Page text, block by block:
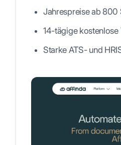
Jahrespreise ab 800
14-tägige
Starke ATS- und